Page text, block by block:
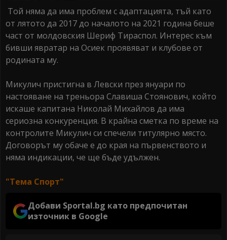
Той няма да има проблем с адаптацията, тъй като
от лятото да 2017 до началото на 2021 година беше
част от молдовския Шериф Тираспол. Интерес към
бивши явратар на Осиек проявяват и клубове от
родината му.
Микулич пристигна в Левски през януари по
настояване на треньора Славиша Стоянович, който
искаше капитана Николай Михайлов да има
сериозна конкуренция. В крайна сметка по време на
контролите Микулич си спечели титулярно място.
Договорът му обаче е до края на първенството и
няма индикации, че ще бъде удължен.
"Тема Спорт"
Добави Sportal.bg като предпочитан
източник в Google